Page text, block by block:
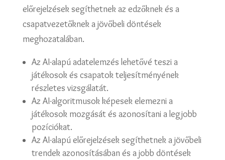
előrejelzések segíthetnek az edzőknek és a
csapatvezetőknek a jövőbeli döntések
meghozatalában.
Az AI-alapú adatelemzés lehetővé teszi a
játékosok és csapatok teljesítményének
részletes vizsgálatát.
Az AI-algoritmusok képesek elemezni a
játékosok mozgását és azonosítani a legjobb
pozíciókat.
Az AI-alapú előrejelzések segíthetnek a jövőbeli
trendek azonosításában és a jobb döntések